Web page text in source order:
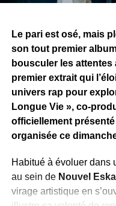
Le pari est osé, mais
son tout premier
bousculer les attentes
premier extrait qui
univers rap pour
Longue Vie », co-
officiellement
organisée ce
Habitué à évoluer dans
au sein de Nouvel
virage artistique en